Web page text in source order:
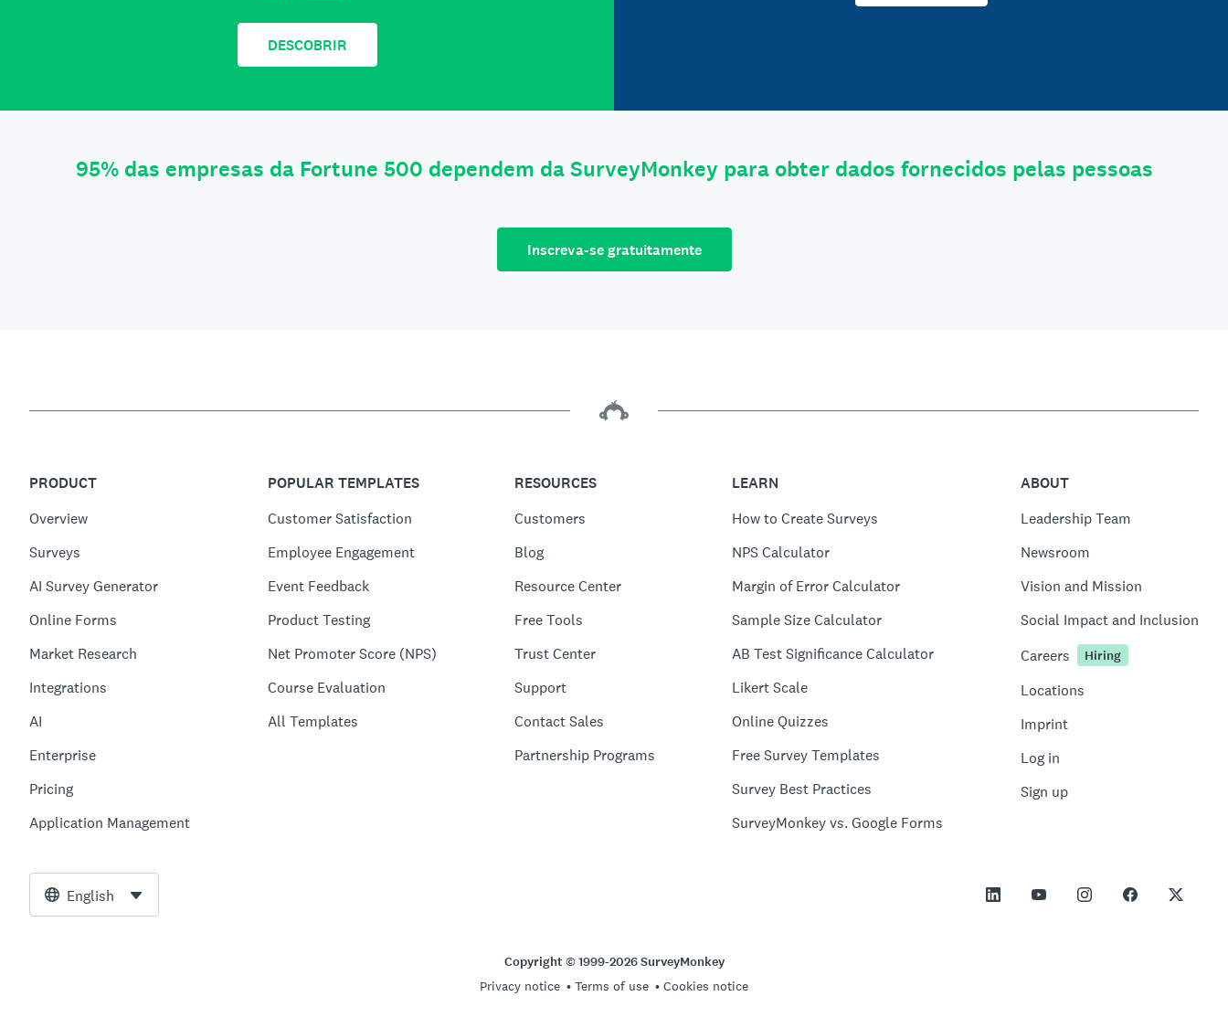
DESCOBRIR
95% das empresas da Fortune 500 dependem da SurveyMonkey para obter dados fornecidos pelas pessoas
Inscreva-se gratuitamente
PRODUCT
Overview
Surveys
AI Survey Generator
Online Forms
Market Research
Integrations
AI
Enterprise
Pricing
Application Management
POPULAR TEMPLATES
Customer Satisfaction
Employee Engagement
Event Feedback
Product Testing
Net Promoter Score (NPS)
Course Evaluation
All Templates
RESOURCES
Customers
Blog
Resource Center
Free Tools
Trust Center
Support
Contact Sales
Partnership Programs
LEARN
How to Create Surveys
NPS Calculator
Margin of Error Calculator
Sample Size Calculator
AB Test Significance Calculator
Likert Scale
Online Quizzes
Free Survey Templates
Survey Best Practices
SurveyMonkey vs. Google Forms
ABOUT
Leadership Team
Newsroom
Vision and Mission
Social Impact and Inclusion
Careers
Hiring
Locations
Imprint
Log in
Sign up
English
Copyright © 1999-2026 SurveyMonkey
Privacy notice Terms of use Cookies notice